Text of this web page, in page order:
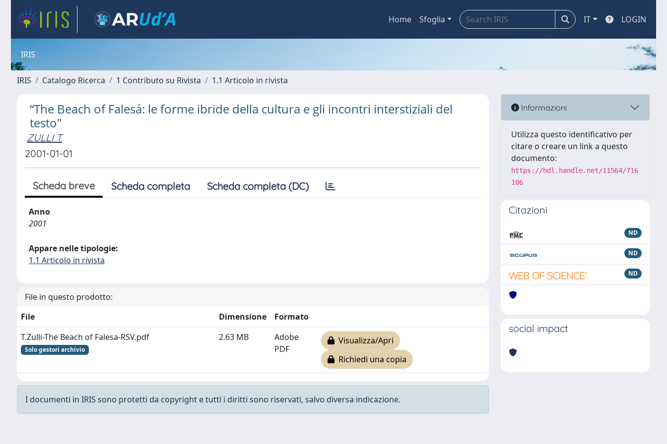
Home Sfoglia IT LOGIN
IRIS
IRIS Catalogo Ricerca 1 Contributo su Rivista 1.1 Articolo in rivista
“The Beach of Falesá: le forme ibride della cultura e gli incontri interstiziali del
testo"
ZULLI T
2001-01-01
Scheda breve Scheda completa Scheda completa (DC)
Anno
2001
Appare nelle tipologie:
1.1 Articolo in rivista
File in questo prodotto:
File
Dimensione
Formato
T.Zulli-The Beach of Falesa-RSV.pdf
Solo gestori archivio
2.63 MB
Adobe
PDF
Visualizza/Apri
Richiedi una copia
I documenti in IRIS sono protetti da copyright e tutti i diritti sono riservati, salvo diversa indicazione.
Informazioni
Utilizza questo identificativo per
citare o creare un link a questo
documento:
https://hdl.handle.net/11564/716
106
Citazioni
ND
ND
ND
social impact